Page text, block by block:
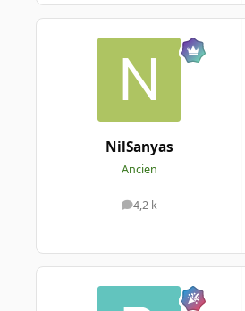
NilSanyas
Ancien
4,2 k
messages